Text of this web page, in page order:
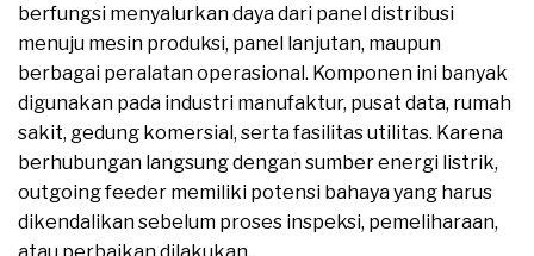
berfungsi menyalurkan daya dari panel distribusi
menuju mesin produksi, panel lanjutan, maupun
berbagai peralatan operasional. Komponen ini banyak
digunakan pada industri manufaktur, pusat data, rumah
sakit, gedung komersial, serta fasilitas utilitas. Karena
berhubungan langsung dengan sumber energi listrik,
outgoing feeder memiliki potensi bahaya yang harus
dikendalikan sebelum proses inspeksi, pemeliharaan,